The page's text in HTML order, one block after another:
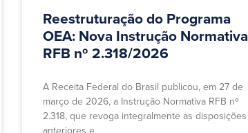
Reestruturação do Programa
OEA: Nova Instrução Normativa
RFB nº 2.318/2026
A Receita Federal do Brasil publicou, em 27 de
março de 2026, a Instrução Normativa RFB nº
2.318, que revoga integralmente as disposições